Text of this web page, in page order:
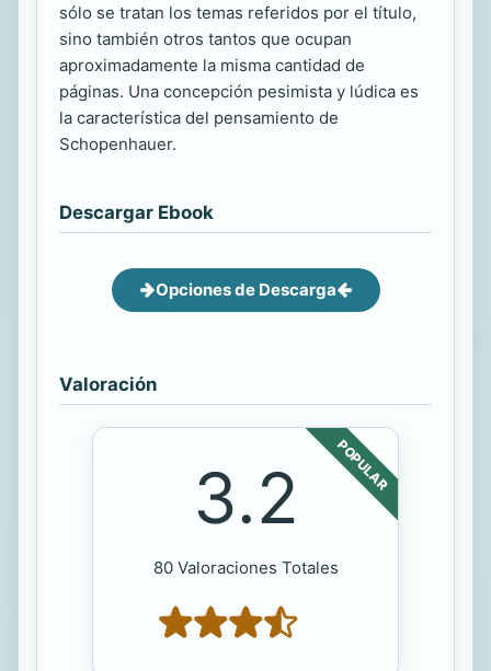
sólo se tratan los temas referidos por el título,
sino también otros tantos que ocupan
aproximadamente la misma cantidad de
páginas. Una concepción pesimista y lúdica es
la característica del pensamiento de
Schopenhauer.
Descargar Ebook
Opciones de Descarga
Valoración
POPULAR
3.2
80 Valoraciones Totales